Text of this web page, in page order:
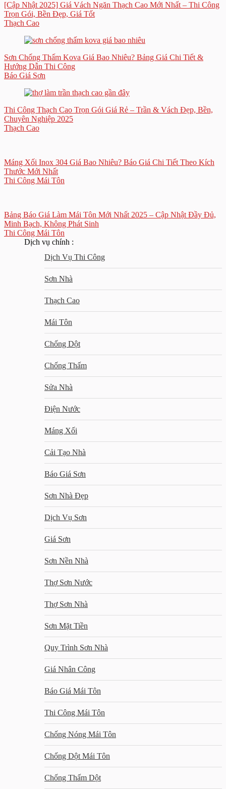
[Cập Nhật 2025] Giá Vách Ngăn Thạch Cao Mới Nhất – Thi Công
Trọn Gói, Bền Đẹp, Giá Tốt
Thạch Cao
Sơn Chống Thấm Kova Giá Bao Nhiêu? Bảng Giá Chi Tiết &
Hướng Dẫn Thi Công
Báo Giá Sơn
Thi Công Thạch Cao Trọn Gói Giá Rẻ – Trần & Vách Đẹp, Bền,
Chuyên Nghiệp 2025
Thạch Cao
Máng Xối Inox 304 Giá Bao Nhiêu? Báo Giá Chi Tiết Theo Kích
Thước Mới Nhất
Thi Công Mái Tôn
Bảng Báo Giá Làm Mái Tôn Mới Nhất 2025 – Cập Nhật Đầy Đủ,
Minh Bạch, Không Phát Sinh
Thi Công Mái Tôn
Dịch vụ chính :
Dịch Vụ Thi Công
Sơn Nhà
Thạch Cao
Mái Tôn
Chống Dột
Chống Thấm
Sửa Nhà
Điện Nước
Máng Xối
Cải Tạo Nhà
Báo Giá Sơn
Sơn Nhà Đẹp
Dịch Vụ Sơn
Giá Sơn
Sơn Nền Nhà
Thợ Sơn Nước
Thợ Sơn Nhà
Sơn Mặt Tiền
Quy Trình Sơn Nhà
Giá Nhân Công
Báo Giá Mái Tôn
Thi Công Mái Tôn
Chống Nóng Mái Tôn
Chống Dột Mái Tôn
Chống Thấm Dột